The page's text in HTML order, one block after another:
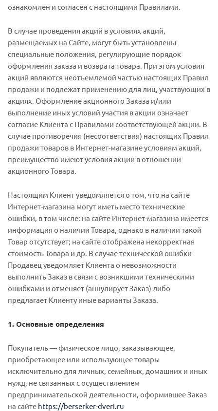
ознакомлен и согласен с настоящими Правилами.
В случае проведения акций в условиях акций,
размещаемых на Сайте, могут быть установлены
специальные положения, регулирующие порядок
оформления заказа и возврата товара. При этом условия
акций являются неотъемлемой частью настоящих Правил
продажи и подлежат применению для лиц, участвующих в
акциях. Оформление акционного Заказа и/или
выполнение иных условий участия в акции означает
согласие Клиента с Правилами соответствующей акции. В
случае противоречия (несоответствия) настоящих Правил
продажи товаров в Интернет-магазине условиям акций,
преимущество имеют условия акции в отношении
акционного Товара.
Настоящим Клиент уведомляется о том, что на сайте
Интернет-магазина могут иметь место технические
ошибки, в том числе: на сайте Интернет-магазина имеется
информация о наличии Товара, однако в наличии такой
Товар отсутствует; на сайте отображена некорректная
стоимость Товара и др. В случае технической ошибки
Продавец уведомляет Клиента о невозможности
выполнить Заказ в связи с возникшими техническими
ошибками и отменяет (аннулирует Заказ) либо
предлагает Клиенту иные варианты Заказа.
1. Основные определения
Покупатель — физическое лицо, заказывающее,
приобретающее или использующее товары
исключительно для личных, семейных, домашних и иных
нужд, не связанных с осуществлением
предпринимательской деятельности, оформившее Заказ
на сайте https://berserker-dveri.ru